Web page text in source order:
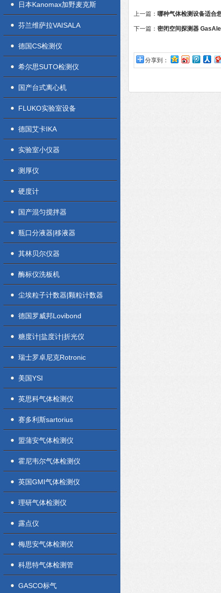
日本Kanomax加野麦克斯
芬兰维萨拉VAISALA
德国CS检测仪
希尔思SUTO检测仪
国产台式离心机
FLUKO实验室设备
德国艾卡IKA
实验室小仪器
测厚仪
硬度计
国产混匀搅拌器
瓶口分液器|移液器
其林贝尔仪器
酶标仪洗板机
尘埃粒子计数器|颗粒计数器
德国罗威邦Lovibond
糖度计|盐度计|折光仪
瑞士罗卓尼克Rotronic
美国YSI
英思科气体检测仪
赛多利斯sartorius
盟蒲安气体检测仪
霍尼韦尔气体检测仪
英国GMI气体检测仪
理研气体检测仪
露点仪
梅思安气体检测仪
科思特气体检测管
GASCO标气
上一篇： 哪种气体检测设备适合
下一篇： 密闭空间探测器
分享到：